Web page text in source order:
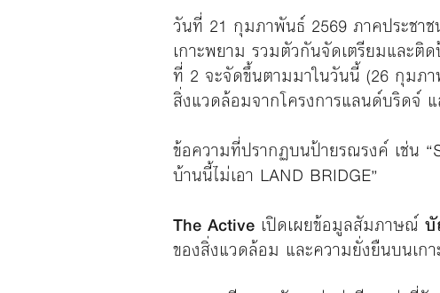
วันที่ 21 กุมภาพันธ์ 2569 ภาคประชา
เกาะพยาม รวมตัวกันจัดเตรียมและ
ที่ 2 จะจัดขึ้นตามมาในวันนี้ (26 กุมภ
สิ่งแวดล้อมจากโครงการแลนด์บริดจ์
ข้อความที่ปรากฏบนป้ายรณรงค์ เช่น
บ้านนี้ไม่เอา LAND BRIDGE”
The Activeเปิดเผยข้อมูลสัมภาษณ์บั
ของสิ่งแวดล้อม และความยั่งยืนบนเก